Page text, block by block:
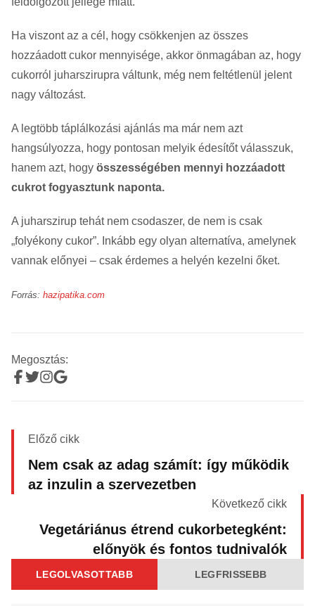
Ha viszont az a cél, hogy csökkenjen az összes
hozzáadott cukor mennyisége, akkor önmagában az, hogy
cukorról juharszirupra váltunk, még nem feltétlenül jelent
nagy változást.
A legtöbb táplálkozási ajánlás ma már nem azt
hangsúlyozza, hogy pontosan melyik édesítőt válasszuk,
hanem azt, hogy összességében mennyi hozzáadott
cukrot fogyasztunk naponta.
A juharszirup tehát nem csodaszer, de nem is csak
„folyékony cukor”. Inkább egy olyan alternatíva, amelynek
vannak előnyei – csak érdemes a helyén kezelni őket.
Forrás: hazipatika.com
Megosztás:
Előző cikk
Nem csak az adag számít: így működik
az inzulin a szervezetben
Következő cikk
Vegetáriánus étrend cukorbetegként:
előnyök és fontos tudnivalók
LEGOLVASOTTABB LEGFRISSEBB